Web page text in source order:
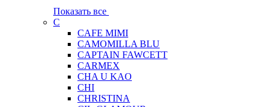
Показать все
C
CAFE MIMI
CAMOMILLA BLU
CAPTAIN FAWCETT
CARMEX
CHA U KAO
CHI
CHRISTINA